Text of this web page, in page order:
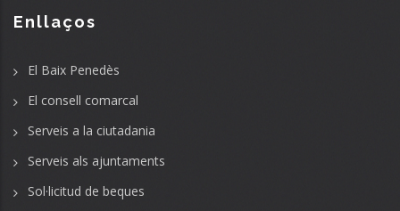
Enllaços
El Baix Penedès
El consell comarcal
Serveis a la ciutadania
Serveis als ajuntaments
Sol·licitud de beques